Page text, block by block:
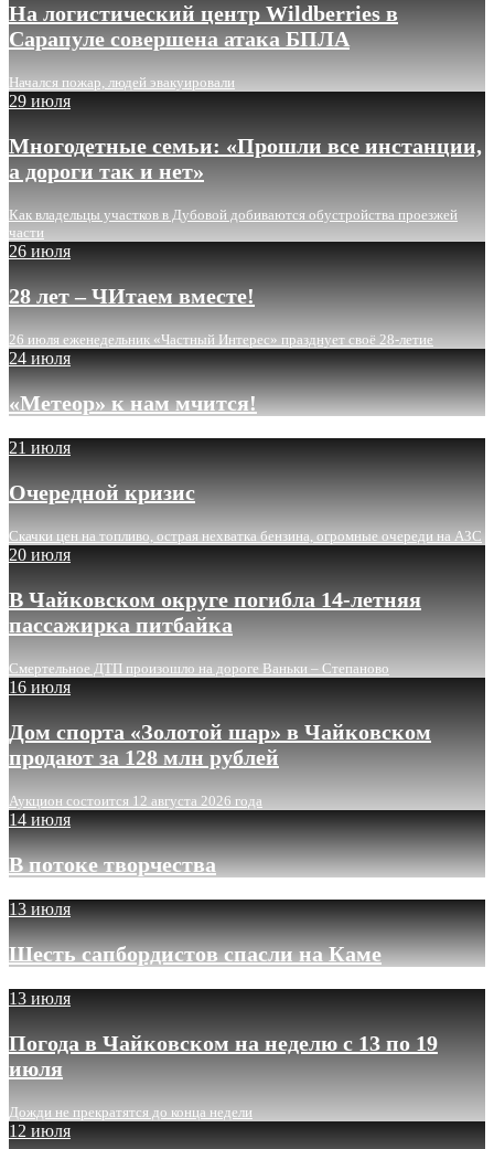
На логистический центр Wildberries в
Сарапуле совершена атака БПЛА
Начался пожар, людей эвакуировали
29 июля
Многодетные семьи: «Прошли все инстанции,
а дороги так и нет»
Как владельцы участков в Дубовой добиваются обустройства проезжей
части
26 июля
28 лет – ЧИтаем вместе!
26 июля еженедельник «Частный Интерес» празднует своё 28-летие
24 июля
«Метеор» к нам мчится!
21 июля
Очередной кризис
Скачки цен на топливо, острая нехватка бензина, огромные очереди на АЗС
20 июля
В Чайковском округе погибла 14-летняя
пассажирка питбайка
Смертельное ДТП произошло на дороге Ваньки – Степаново
16 июля
Дом спорта «Золотой шар» в Чайковском
продают за 128 млн рублей
Аукцион состоится 12 августа 2026 года
14 июля
В потоке творчества
13 июля
Шесть сапбордистов спасли на Каме
13 июля
Погода в Чайковском на неделю с 13 по 19
июля
Дожди не прекратятся до конца недели
12 июля